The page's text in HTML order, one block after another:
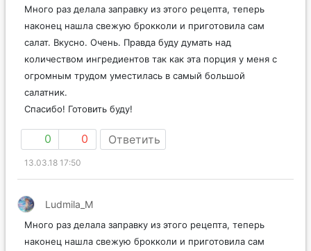
Много раз делала заправку из этого рецепта, теперь
наконец нашла свежую брокколи и приготовила сам
салат. Вкусно. Очень. Правда буду думать над
количеством ингредиентов так как эта порция у меня с
огромным трудом уместилась в самый большой
салатник.
Спасибо! Готовить буду!
0 0 Ответить
13.03.18 17:50
Ludmila_M
Много раз делала заправку из этого рецепта, теперь
наконец нашла свежую брокколи и приготовила сам